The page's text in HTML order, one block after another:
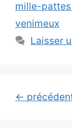
mille-
venimeux
Laisser
←